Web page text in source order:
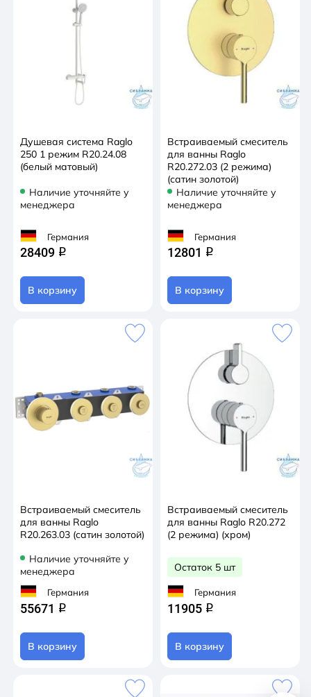
Душевая система Raglo
250 1 режим R20.24.08
(белый матовый)
Наличие уточняйте у
менеджера
Германия
28409 q
В корзину
Встраиваемый смеситель
для ванны Raglo
R20.272.03 (2 режима)
(сатин золотой)
Наличие уточняйте у
менеджера
Германия
12801 q
В корзину
Встраиваемый смеситель
для ванны Raglo
R20.263.03 (сатин золотой)
Наличие уточняйте у
менеджера
Германия
55671 q
В корзину
Встраиваемый смеситель
для ванны Raglo R20.272
(2 режима) (хром)
Остаток 5 шт
Германия
11905 q
В корзину